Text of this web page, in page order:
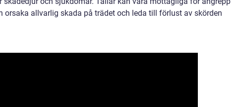
orsaka allvarlig skada på trädet och leda till förlust av skörden